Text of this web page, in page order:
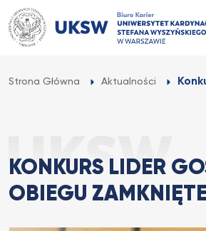
Przejdź
do
treści
Strona Główna Aktualności
KONKURS LIDER
OBIEGU